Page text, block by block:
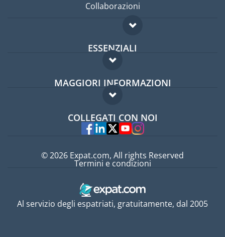
Collaborazioni
ESSENZIALI
Forum per expat
Guida per expat
MAGGIORI INFORMAZIONI
Domande frequenti
Esperti
COLLEGATI CON NOI
Al servizio degli espatriati, gratuitamente, dal 2005
© 2026 Expat.com, All rights Reserved
Termini e condizioni